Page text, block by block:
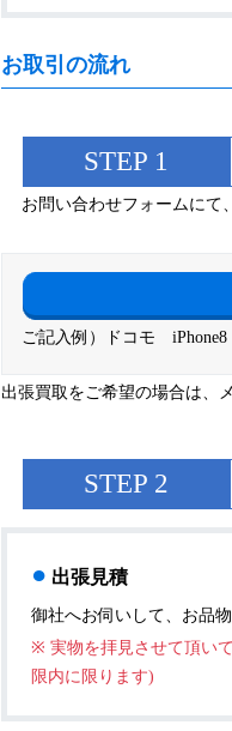
お取引の流れ
STEP 1
お問い合わせフォームにて
ご記入例）ドコモ
出張買取をご希望の場合は、
STEP 2
● 出張見積
御社へお伺いして、お品
※ 実物を拝見させて頂い
限内に限ります)